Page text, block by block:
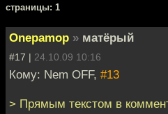
cтраницы: 1
Onepamop » матёрый
#17 | 24.10.09 10:16
Кому: Nem OFF, #13
> Прямым текстом в